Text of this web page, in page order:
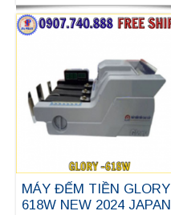
MÁY ĐẾM TIỀN GLORY
618W NEW 2024 JAPAN